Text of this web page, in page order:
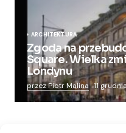
ARCHITEKTURA
Zgoda na
Square. Wielka
Londynu
przez Piotr Malina 11